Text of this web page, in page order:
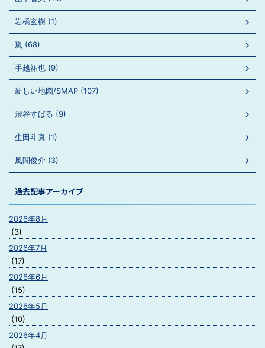
岩橋玄樹 (1)
嵐 (68)
手越祐也 (9)
新しい地図/SMAP (107)
渋谷すばる (9)
生田斗真 (1)
風間俊介 (3)
過去記事アーカイブ
2026年8月
(3)
2026年7月
(17)
2026年6月
(15)
2026年5月
(10)
2026年4月